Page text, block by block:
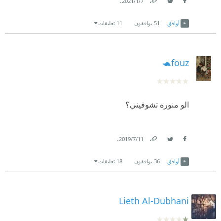
أوافق 51 يوافقون 11 تعليقات
fouz🐢
الو منوره تشوفيني؟
11‏/7‏/2019
.
أوافق 36 يوافقون 18 تعليقات
Lieth Al-Dubhani